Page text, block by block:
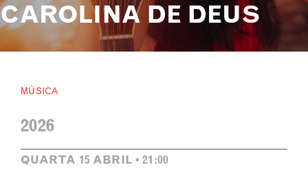
CAROLINA DE DEUS
MÚSICA
2026
QUARTA 15 ABRIL • 21:00